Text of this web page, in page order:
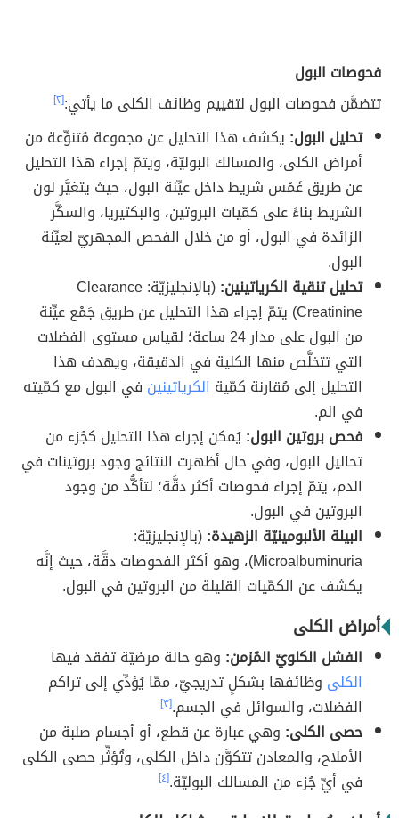
فحوصات البول
تتضمَّن فحوصات البول لتقييم وظائف الكلى ما يأتي:[٢]
تحليل البول: يكشف هذا التحليل عن مجموعة مُتنوِّعة من
أمراض الكلى، والمسالك البوليّة، ويتمّ إجراء هذا التحليل
عن طريق غَمْس شريط داخل عيِّنة البول، حيث يتغيَّر لون
الشريط بناءً على كمّيات البروتين، والبكتيريا، والسكَّر
الزائدة في البول، أو من خلال الفحص المجهريّ لعيِّنة
البول.
تحليل تنقية الكرياتينين:
(بالإنجليزيّة: Clearance
Creatinine) يتمّ إجراء هذا التحليل عن طريق جَمْع عيِّنة
من البول على مدار 24 ساعة؛ لقياس مستوى الفضلات
التي تتخلَّص منها الكلية في الدقيقة، ويهدف هذا
التحليل إلى مُقارنة كمّية الكرياتينين في البول مع كمّيته
في الم.
فحص بروتين البول:يُمكن إجراء هذا التحليل كجُزء من
تحاليل البول، وفي حال أظهرت النتائج وجود بروتينات في
الدم، يتمّ إجراء فحوصات أكثر دقَّة؛ لتأكُّد من وجود
البروتين في البول.
البيلة الألبومينيّة الزهيدة:(بالإنجليزيّة:
Microalbuminuria)، وهو أكثر الفحوصات دقَّة، حيث إنَّه
يكشف عن الكمّيات القليلة من البروتين في البول.
أمراض الكلى
الفشل الكلويّ المُزمن: وهو حالة مرضيّة تفقد فيها
الكلى وظائفها بشكلٍ تدريجيّ، ممّا يُؤدِّي إلى تراكم
الفضلات، والسوائل في الجسم.[٣]
حصى الكلى: وهي عبارة عن قطع، أو أجسام صلبة من
الأملاح، والمعادن تتكوَّن داخل الكلى، وتُؤثِّر حصى الكلى
في أيِّ جُزء من المسالك البوليّة.[٤]